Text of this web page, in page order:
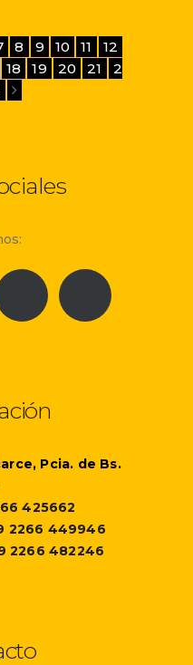
8 9 10 11
12
18 19 20 21
2
Pcia. de Bs.
425662
2266 449946
2266 482246